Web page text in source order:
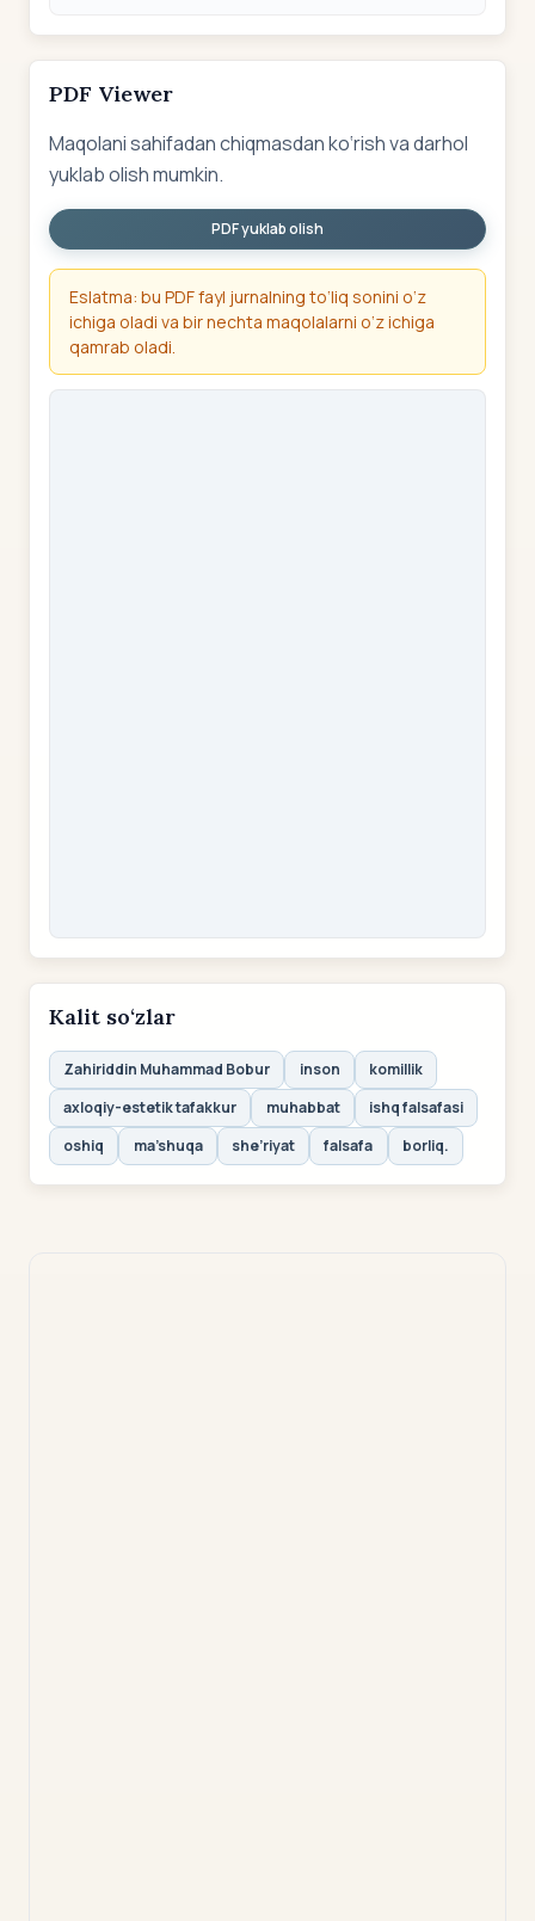
PDF Viewer
Maqolani sahifadan chiqmasdan ko‘rish va darhol
yuklab olish mumkin.
PDF yuklab olish
Eslatma: bu PDF fayl jurnalning to‘liq sonini o‘z
ichiga oladi va bir nechta maqolalarni o‘z ichiga
qamrab oladi.
Kalit so‘zlar
Zahiriddin Muhammad Bobur inson
komillik
axloqiy-estetik tafakkur
muhabbat
ishq falsafasi
oshiq
ma’shuqa she’riyat falsafa borliq.